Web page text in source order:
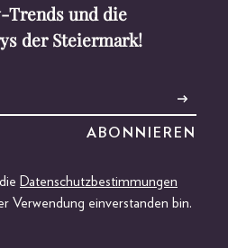
Trends und die
der Steiermark!
Datenschutzbestimmungen
Verwendung einverstanden bin.